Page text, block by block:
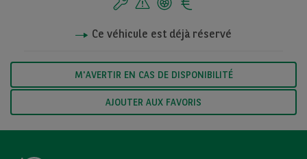
Ce véhicule est déjà réservé
M'AVERTIR EN CAS DE DISPONIBILITÉ
AJOUTER AUX FAVORIS